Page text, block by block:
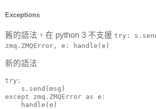
Exceptions
舊的語法，在 python 3 不支援 try:
zmq.ZMQError, e: handle(e)
新的語法
try:
    s.send(msg)
except zmq.ZMQError as e:
    handle(e)